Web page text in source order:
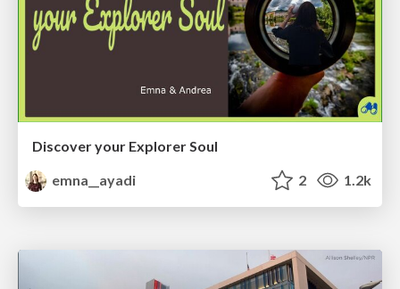
Discover your Explorer Soul
emna__ayadi
2 1.2k